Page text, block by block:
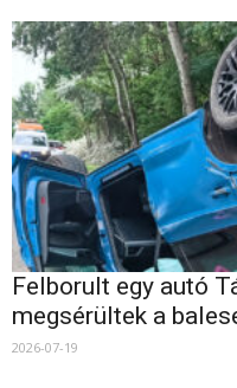
Felborult egy autó
megsérültek a
2026-07-19